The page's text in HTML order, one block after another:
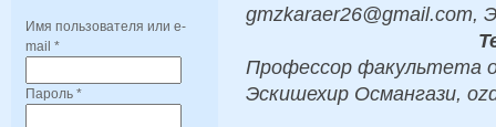
Имя пользователя или e-
mail *
Пароль *
gmzkaraer26@gmail.com,
Профессор факультета
Эскишехир Османгази,